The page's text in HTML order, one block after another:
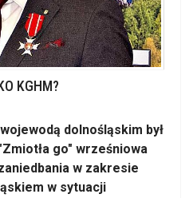
KGHM?
dolnośląskim był
go" wrześniowa
w zakresie
w sytuacji